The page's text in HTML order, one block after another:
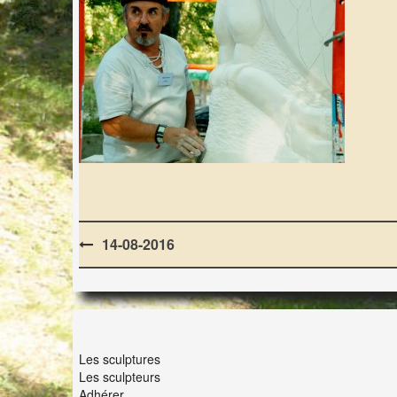
Post
navigation
14-08-2016
Les sculptures
Les sculpteurs